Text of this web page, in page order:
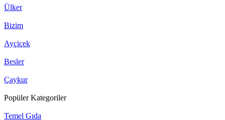
Ülker
Bizim
Ayçiçek
Besler
Çaykur
Popüler Kategoriler
Temel Gıda